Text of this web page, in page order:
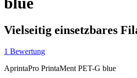
Vielseitig einsetzbares
1 Bewertung
AprintaPro PrintaMent PET-G blue